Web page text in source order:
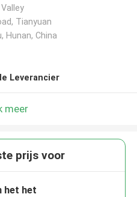
Tianyuan
Hunan, China
Leverancier
meer
prijs voor
het het